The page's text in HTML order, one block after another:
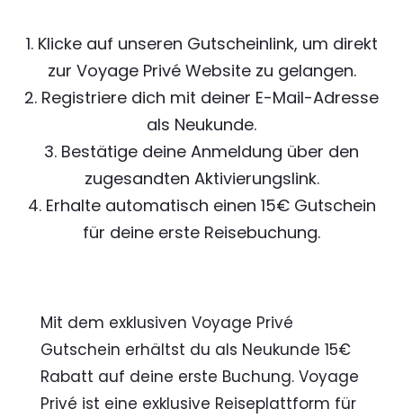
1. Klicke auf unseren Gutscheinlink, um direkt
zur Voyage Privé Website zu gelangen.
2. Registriere dich mit deiner E-Mail-Adresse
als Neukunde.
3. Bestätige deine Anmeldung über den
zugesandten Aktivierungslink.
4. Erhalte automatisch einen 15€ Gutschein
für deine erste Reisebuchung.
Mit dem exklusiven Voyage Privé
Gutschein erhältst du als Neukunde 15€
Rabatt auf deine erste Buchung. Voyage
Privé ist eine exklusive Reiseplattform für